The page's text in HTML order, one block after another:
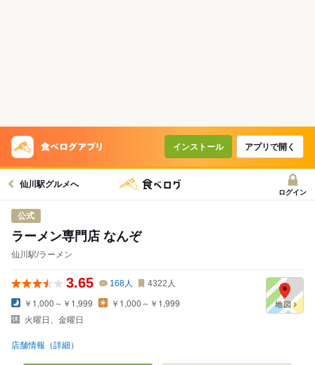
インストール アプリで開く
仙川駅グルメへ
ログイン
公式
ラーメン専門店 なんぞ
仙川駅/ラーメン
3.65 168人 4322 人
￥1,000～￥1,999
￥1,000～￥1,999
火曜日、金曜日
店舗情報（詳細）